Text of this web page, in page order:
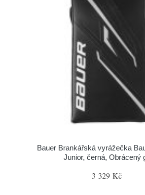
Bauer Brankářská vyrážečka
Junior, černá, Obrácený
3 329 Kč